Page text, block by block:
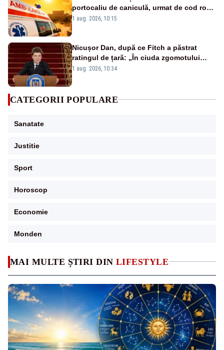
MAI MULTE ȘTIRI DIN LIFESTYLE
portocaliu de caniculă, urmat de cod roșu
duminică. Temperaturile urcă spre 40°C
1 aug. 2026, 10:15
Nicușor Dan, după ce Fitch a păstrat
ratingul de țară: „În ciuda zgomotului
politic, România funcționează”
1 aug. 2026, 10:34
CATEGORII POPULARE
Sanatate
Justitie
Sport
Horoscop
Economie
Monden